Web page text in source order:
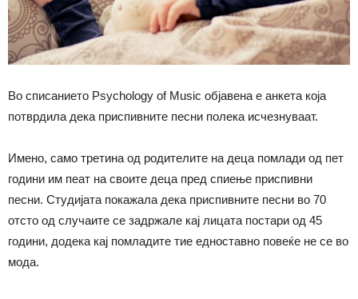
Во списанието Psychology of Music објавена е анкета која
потврдила дека приспивните песни полека исчезнуваат.
Имено, само третина од родителите на деца помлади од пет
години им пеат на своите деца пред спиење приспивни
песни. Студијата покажала дека приспивните песни во 70
отсто од случаите се задржале кај лицата постари од 45
години, додека кај помладите тие едноставно повеќе не се во
мода.